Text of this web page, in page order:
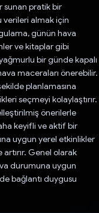
sunan pratik bir
verileri almak için
günün hava
ve kitaplar gibi
bir günde kapalı
maceraları önerebilir.
planlamasına
seçmeyi kolaylaştırır.
önerilerle
keyifli ve aktif bir
uygun yerel etkinlikler
Genel olarak
durumuna uygun
bağlantı duygusu